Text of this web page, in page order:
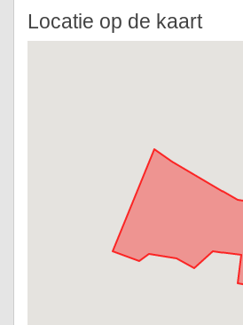
Locatie op de kaart